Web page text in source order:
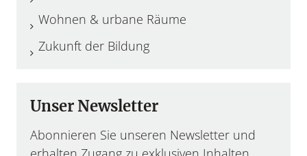
Wohnen & urbane Räume
Zukunft der Bildung
Unser Newsletter
Abonnieren Sie unseren Newsletter und